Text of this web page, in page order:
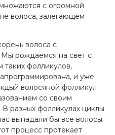
с огромной
волоса, залегающем
волоса с
рождаемся на свет с
фолликулов,
и уже
волосяной фолликул
со своим
разных фолликулах циклы
выпадали бы все волосы
процесс протекает